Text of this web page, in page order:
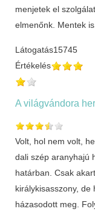
menjetek el
elmenőnk. Mentek
Látogatás15745
Értékelés
A világvándora
Volt, hol nem volt,
dali szép aranyhajú
határban. Csak
királykisasszony,
házasodott meg.